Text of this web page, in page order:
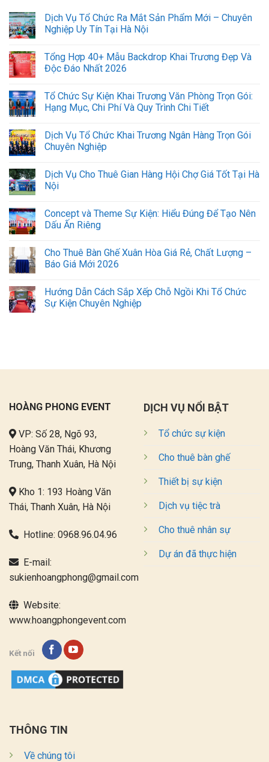
Dịch Vụ Tổ Chức Ra Mắt Sản Phẩm Mới – Chuyên
Nghiệp Uy Tín Tại Hà Nội
Tổng Hợp 40+ Mẫu Backdrop Khai Trương Đẹp Và
Độc Đáo Nhất 2026
Tổ Chức Sự Kiện Khai Trương Văn Phòng Trọn Gói:
Hạng Mục, Chi Phí Và Quy Trình Chi Tiết
Dịch Vụ Tổ Chức Khai Trương Ngân Hàng Trọn Gói
Chuyên Nghiệp
Dịch Vụ Cho Thuê Gian Hàng Hội Chợ Giá Tốt Tại Hà
Nội
Concept và Theme Sự Kiện: Hiểu Đúng Để Tạo Nên
Dấu Ấn Riêng
Cho Thuê Bàn Ghế Xuân Hòa Giá Rẻ, Chất Lượng –
Báo Giá Mới 2026
Hướng Dẫn Cách Sắp Xếp Chỗ Ngồi Khi Tổ Chức
Sự Kiện Chuyên Nghiệp
HOÀNG PHONG EVENT
VP: Số 28, Ngõ 93,
Hoàng Văn Thái, Khương
Trung, Thanh Xuân, Hà Nội
Kho 1: 193 Hoàng Văn
Thái, Thanh Xuân, Hà Nội
Hotline: 0968.96.04.96
E-mail:
sukienhoangphong@gmail.com
Website:
www.hoangphongevent.com
Kết nối
DỊCH VỤ NỔI BẬT
Tổ chức sự kiện
Cho thuê bàn ghế
Thiết bị sự kiện
Dịch vụ tiệc trà
Cho thuê nhân sự
Dự án đã thực hiện
THÔNG TIN
Về chúng tôi